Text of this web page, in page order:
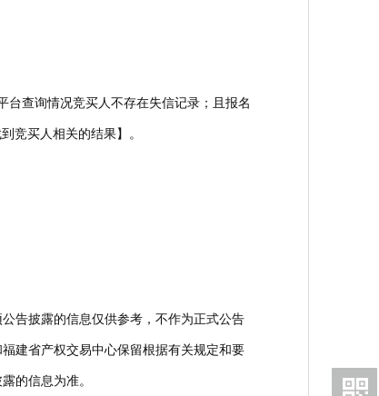
台查询情况竞买人不存在失信记录；且报名
竞买人相关的结果】。
告披露的信息仅供参考，不作为正式公告
建省产权交易中心保留根据有关规定和要
的信息为准。